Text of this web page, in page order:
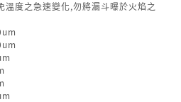
溫度之急速變化,勿將漏斗曝於火焰之